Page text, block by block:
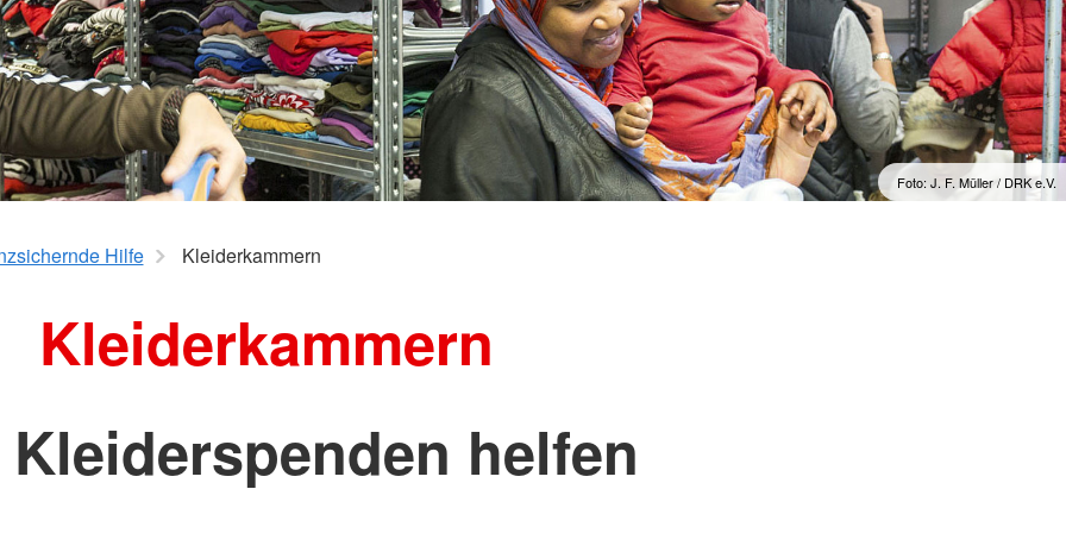
Auslandshilfe
Duales
im DRK
Foto: J. F. Müller / DRK e.V.
Hilfe Kleiderkammern
Kleiderkammern
helfen